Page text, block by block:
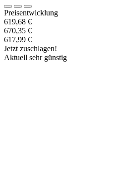
Preisentwicklung
619,68 €
670,35 €
617,99 €
Jetzt zuschlagen!
Aktuell sehr günstig